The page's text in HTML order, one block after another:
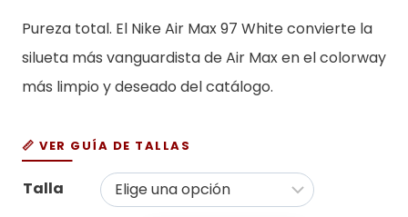
Pureza total. El Nike Air Max 97 White convierte la
silueta más vanguardista de Air Max en el colorway
más limpio y deseado del catálogo.
📏 VER GUÍA DE TALLAS
Talla